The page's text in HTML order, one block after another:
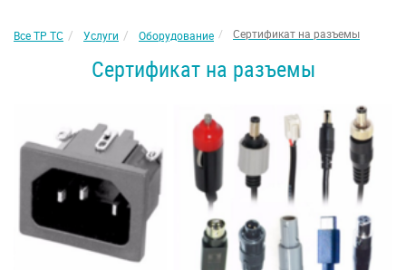
Все ТР ТС Услуги Оборудование Сертификат на разъемы
Сертификат на разъемы